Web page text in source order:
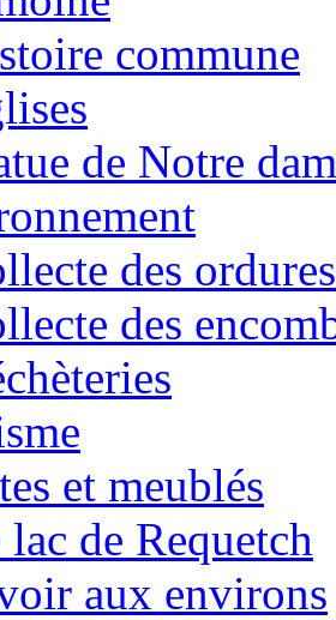
commune
de Notre
des ordures
des
et meublés
lac de Requetch
aux environs